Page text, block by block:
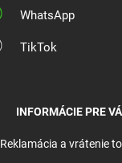
WhatsApp
TikTok
INFORMÁCIE PRE
Reklamácia a vrátenie